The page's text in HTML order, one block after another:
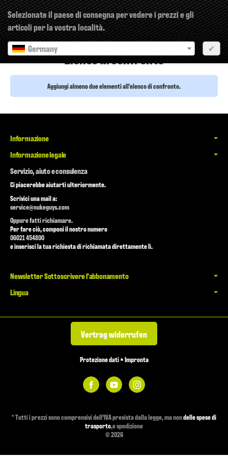
Selezionate il paese di consegna per vedere i prezzi e gli
articoli per la vostra località.
Germany
✔
Elenco di confronto
Aggiungi almeno due elementi all'elenco di confronto.
Informazione
Informazione legale
Servizio, aiuto e consulenza
Ci piacerebbe aiutarti ulteriormente.
Scrivici una mail a:
service@nukeguys.com
Oppure fatti richiamare.
Per fare ciò, componi il nostro numero
06021 454800
e inserisci la tua richiesta di richiamata direttamente lì.
Newsletter Sottoscrivere l'abbonamento
Lingua
Vertrag widerrufen
Protezione dati•Impronta
*Tutti i prezzi sono comprensivi dell’IVA prevista dalla legge, ma nondelle spese di
trasporto,e spedizione
© 2026